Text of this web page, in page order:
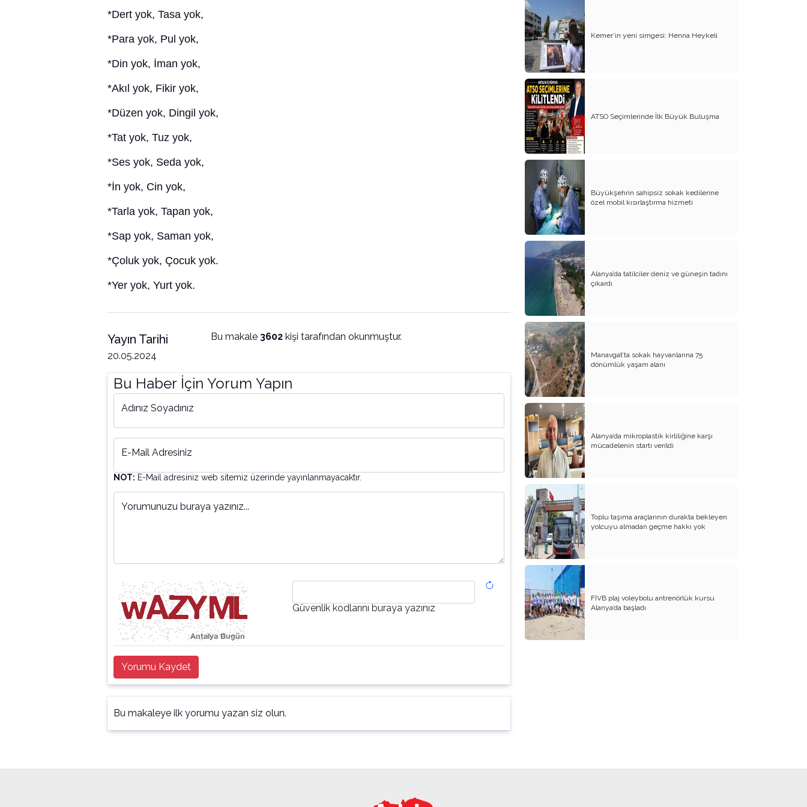
*Dert yok, Tasa yok,
*Para yok, Pul yok,
*Din yok, İman yok,
*Akıl yok, Fikir yok,
*Düzen yok, Dingil yok,
*Tat yok, Tuz yok,
*Ses yok, Seda yok,
*İn yok, Cin yok,
*Tarla yok, Tapan yok,
*Sap yok, Saman yok,
*Çoluk yok, Çocuk yok.
*Yer yok, Yurt yok.
Yayın Tarihi
20.05.2024
Bu makale 3602kişi tarafından okunmuştur.
Bu Haber İçin Yorum Yapın
Adınız Soyadınız
E-Mail Adresiniz
NOT: E-Mail adresiniz web sitemiz üzerinde yayınlanmayacaktır.
Yorumunuzu buraya yazınız...
Güvenlik kodlarını buraya yazınız
Yorumu Kaydet
Bu makaleye ilk yorumu yazan siz olun.
Yürek Burkan İsyanlarım
Organ Nakli ve Bağışı Hakkında
Görüşlerim
Suyumuz Isınıyor Haberiniz Olsun!!
Sözde Kadın Hakları Günü
Engellilerimize Engel Olmayalım
Öğretmenler Günü ve Eğitim
Sistemimiz
Kreşten Üniversiteye Tavsiyelerim
Binalar ve Zinalar
Altın Takı Mağdurları
Protokol
Modifiye Kadınlar
Evliliğin Anatomisi
Diyanet İşleri Hallet Şu İşleri
Mezarcı Hikmet’in Yürek Burkan Hayat
Hikayesi
Neşet Ertaş’ın Anısına
Canım Yurdum İnsanları - 1
Bu Yazım Sözde Değil Özde
Müslüman Olan Ülkeler İçindir!!
Aileme Duyduğum Özlem
Kırtasiye Vurgunu
Dijital Çağın Çocukları
Sıcak, Sıcak Çok Sıcak !!
FİKRET OTYAM’IN ANISINA
BİZDE KAÇ ROWAN VAR ACABA?
SANA NE!!
KADIN CİNAYETLERİNE FARKLI BİR
BAKIŞ
SUYUMUZ ISINIYOR
Kemer’in yeni simgesi: Henna Heykeli
ATSO Seçimlerinde İlk Büyük Buluşma
Büyükşehrin sahipsiz sokak kedilerine
özel mobil kısırlaştırma hizmeti
Alanya’da tatilciler deniz ve güneşin tadını
çıkardı
Manavgat’ta sokak hayvanlarına 75
dönümlük yaşam alanı
Alanya’da mikroplastik kirliliğine karşı
mücadelenin startı verildi
Toplu taşıma araçlarının durakta bekleyen
yolcuyu almadan geçme hakkı yok
FIVB plaj voleybolu antrenörlük kursu
Alanya’da başladı